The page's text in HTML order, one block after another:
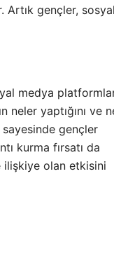
Artık gençler, sosyal
medya
yaptığını ve
gençler
kurma fırsatı da
ilişkiye olan etkisini